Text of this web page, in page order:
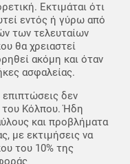
Εκτιμάται ότι
εντός ή γύρω από
των τελευταίων
θα χρειαστεί
ακόμη και όταν
ασφαλείας.
επιπτώσεις δεν
του Κόλπου. Ήδη
και προβλήματα
με εκτιμήσεις να
του 10% της